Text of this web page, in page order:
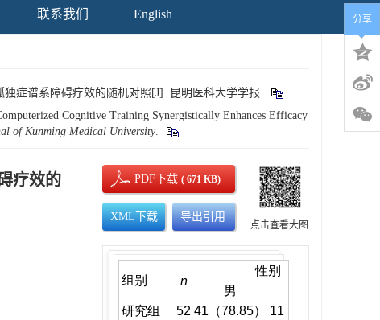
联系我们 English
症谱系障碍疗效的随机对照[J]. 昆明医科大学学报.
Cognitive Training Synergistically Enhances Efficacy
of Kunming Medical University.
疗效的
PDF下载( 671 KB)
XML下载 导出引用
点击查看大图
分享